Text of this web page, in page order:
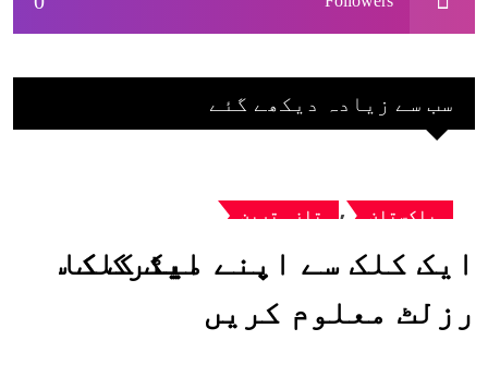
سب سے زیادہ دیکھے گئے
پاکستان , تازہ ترین
ایک کلک سے اپنے میٹرک کا
رزلٹ معلوم کریں